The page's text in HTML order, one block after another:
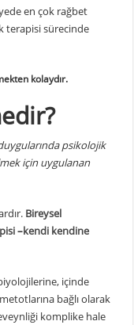
en çok rağbet
terapisi sürecinde
kolaydır.
psikolojik
için uygulanan
Bireysel
–kendi kendine
içinde
bağlı olarak
komplike hale